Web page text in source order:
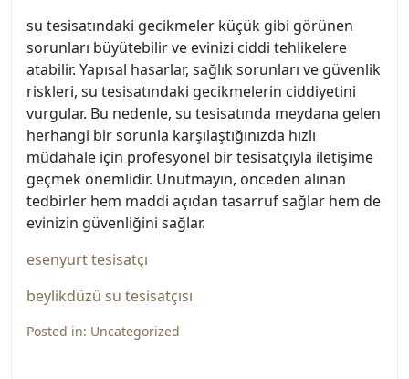
su tesisatındaki gecikmeler küçük gibi görünen
sorunları büyütebilir ve evinizi ciddi tehlikelere
atabilir. Yapısal hasarlar, sağlık sorunları ve güvenlik
riskleri, su tesisatındaki gecikmelerin ciddiyetini
vurgular. Bu nedenle, su tesisatında meydana gelen
herhangi bir sorunla karşılaştığınızda hızlı
müdahale için profesyonel bir tesisatçıyla iletişime
geçmek önemlidir. Unutmayın, önceden alınan
tedbirler hem maddi açıdan tasarruf sağlar hem de
evinizin güvenliğini sağlar.
esenyurt tesisatçı
beylikdüzü su tesisatçısı
Posted in: Uncategorized